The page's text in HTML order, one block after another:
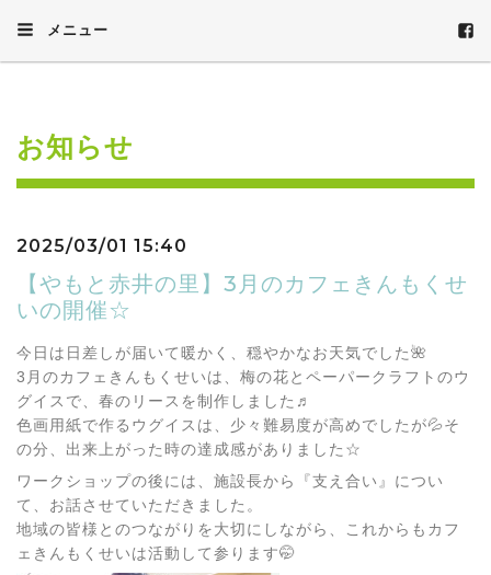
メニュー
お知らせ
2025/03/01 15:40
【やもと赤井の里】3月のカフェきんもくせ
いの開催☆
今日は日差しが届いて暖かく、穏やかなお天気でした🌺
3月のカフェきんもくせいは、梅の花とペーパークラフトのウ
グイスで、春のリースを制作しました♬
色画用紙で作るウグイスは、少々難易度が高めでしたが💦そ
の分、出来上がった時の達成感がありました☆
ワークショップの後には、施設長から『支え合い』につい
て、お話させていただきました。
地域の皆様とのつながりを大切にしながら、これからもカフ
ェきんもくせいは活動して参ります🤭